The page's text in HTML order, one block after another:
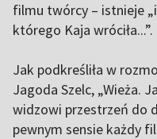
filmu twórcy – istnieje
którego Kaja wróciła...”.
Jak podkreśliła w
Jagoda Szelc, „Wieża.
widzowi przestrzeń do
pewnym sensie każdy